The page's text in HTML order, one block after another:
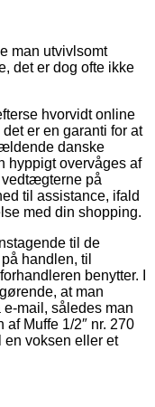
man utvivlsomt
det er dog ofte ikke
hvorvidt online
er en garanti for at
danske
hyppigt overvåges af
på
til assistance, ifald
med din shopping.
til de
handlen, til
benytter. I
at man
mail, således man
Muffe 1/2″ nr. 270
en voksen eller et